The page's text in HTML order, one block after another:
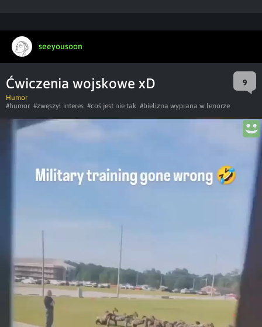
seeyousoon
Ćwiczenia wojskowe xD 9
Humor
#humor #zwęszył interes #coś jest nie tak #bielizna wyprana w lenorze